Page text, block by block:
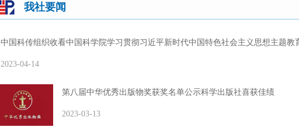
我社要闻
中国科传组织收看中国科学院学习贯彻习近平新时代中国特色社会主义思想主题
2023-04-14
第八届中华优秀出版物奖获奖名单公示科学出版社喜获佳绩
2023-03-13